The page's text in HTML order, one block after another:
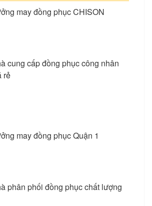
may đồng phục CHISON
cung cấp đồng phục công nhân
rẻ
may đồng phục Quận 1
phân phối đồng phục chất lượng